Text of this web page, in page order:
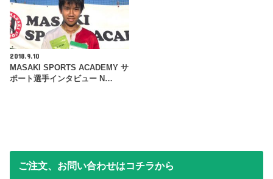
2018.9.10
MASAKI SPORTS ACADEMY サ
ポート選手インタビュー N…
ご注文、お問い合わせはコチラから